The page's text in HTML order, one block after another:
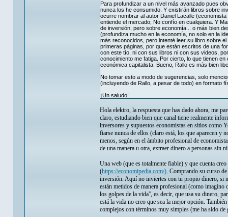
Para profundizar a un nivel más avanzado pues
nunca los he consumido. Y existirán libros sobre
ocurre nombrar al autor Daniel Lacalle
entiende el mercado; No confío en cualquiera. Y
de inversión, pero sobre economía... o más bien
(profundiza mucho en la economía, no solo en la
más reconocidos, pero intenté leer su libro sobre
primeras páginas, por que están escritos de una
con este tío, ni con sus libros ni con sus videos,
conocimiento me fatiga. Por cierto, lo que tienen
económica capitalista. Bueno, Rallo es más bien
No tomar esto a modo de sugerencias, solo
(incluyendo de Rallo, a pesar de todo) en formato
¡Un saludo!
Hola elektro, la respuesta que has dado ahora, me
claro, estudiando bien que canal tiene realmente
inversores y supuestos economistas en sitios como
fiarse nunca de ellos (claro está, los que aparecen y
menos, según en el ámbito profesional de
de una manera u otra, extraer dinero a personas sin
Una web (que es totalmente fiable) y que cuenta
(https://economipedia.com/). Comprando su curso
inversión. Aquí no inviertes con tu propio dinero, si
están metidos de manera profesional (como imagino
los golpes de la vida'', es decir, que usa su dinero,
está la vida no creo que sea la mejor opción.
complejos con términos muy simples (me ha sido